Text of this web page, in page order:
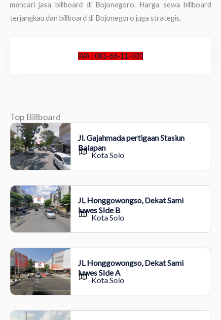
mencari jasa billboard di Bojonegoro. Harga sewa billboard
terjangkau dan billboard di Bojonegoro juga strategis.
WA : 081-66-11-000
Top Billboard
Jl. Gajahmada pertigaan Stasiun
Balapan
Kota Solo
JL Honggowongso, Dekat Sami
luwes SIde B
Kota Solo
JL Honggowongso, Dekat Sami
luwes SIde A
Kota Solo